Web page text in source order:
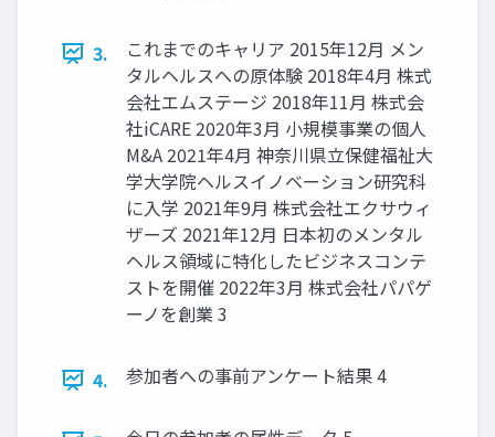
3.
これまでのキャリア 2015年12月 メン
タルヘルスへの原体験 2018年4月 株式
会社エムステージ 2018年11月 株式会
社iCARE 2020年3月 小規模事業の個人
M&A 2021年4月 神奈川県立保健福祉大
学大学院ヘルスイノベーション研究科
に入学 2021年9月 株式会社エクサウィ
ザーズ 2021年12月 日本初のメンタル
ヘルス領域に特化したビジネスコンテ
ストを開催 2022年3月 株式会社パパゲ
ーノを創業 3
4. 参加者への事前アンケート結果 4